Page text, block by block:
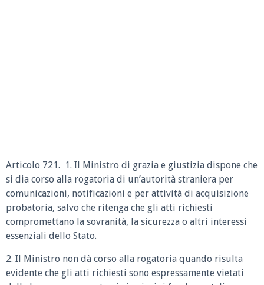
Articolo 721. 1. Il Ministro di grazia e giustizia dispone che
si dia corso alla rogatoria di un’autorità straniera per
comunicazioni, notificazioni e per attività di acquisizione
probatoria, salvo che ritenga che gli atti richiesti
compromettano la sovranità, la sicurezza o altri interessi
essenziali dello Stato.
2. Il Ministro non dà corso alla rogatoria quando risulta
evidente che gli atti richiesti sono espressamente vietati